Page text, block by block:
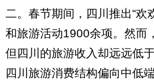
二。春节期间，四川推出“欢
和旅游活动1900余项。然而
但四川的旅游收入却远远低
四川旅游消费结构偏向中低